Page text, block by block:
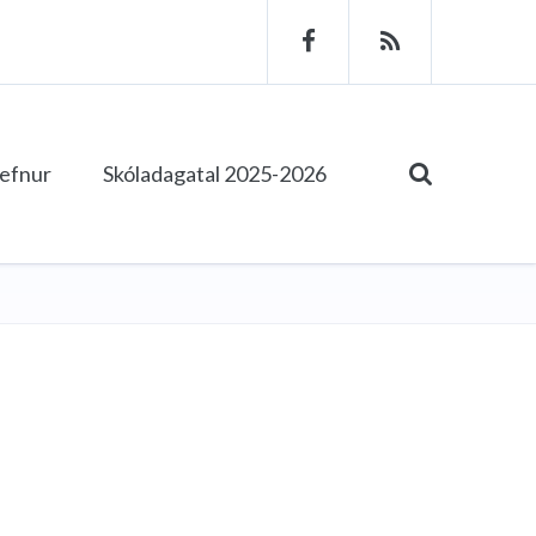
Skóladagatal 2025-2026